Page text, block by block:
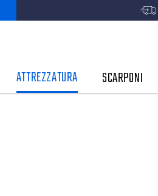
ATTREZZATURA SCARPONI